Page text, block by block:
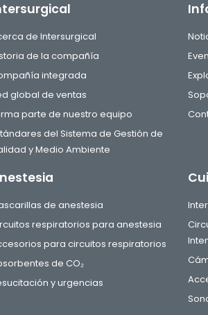
de Intersurgical
de la compañía
integrada
global de ventas
parte de nuestro equipo
del Sistema de Gestión de
y Medio Ambiente
de anestesia
respiratorios para anestesia
para circuitos respiratorios
de CO₂
y urgencias